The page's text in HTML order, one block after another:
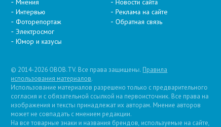
Мнения
Интервью
Фоторепортаж
Электросмог
Юмор и казусы
Новости сайта
Реклама на сайте
Обратная связь
© 2014-2026 OBOB.TV. Все права защищены. Правила
использования материалов.
Использование материалов разрешено только с предварительного
согласия и с обязательной ссылкой на первоисточник. Все права на
изображения и тексты принадлежат их авторам. Мнение авторов
может не совпадать с мнением редакции.
На все товарные знаки и названия брендов, используемые на сайте,